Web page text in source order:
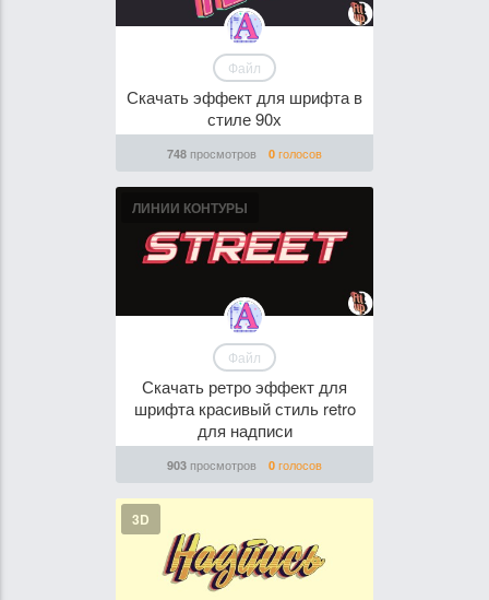
Файл
Скачать эффект для шрифта в
стиле 90х
748 просмотров 0 голосов
ЛИНИИ КОНТУРЫ
Файл
Скачать ретро эффект для
шрифта красивый стиль retro
для надписи
903 просмотров 0 голосов
3D